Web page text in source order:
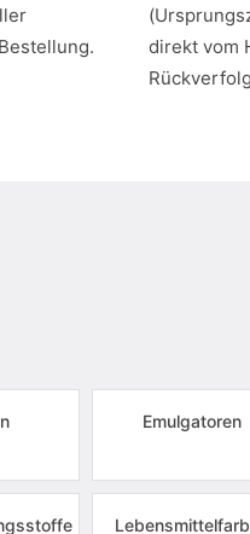
direkt vom
Emulgatoren